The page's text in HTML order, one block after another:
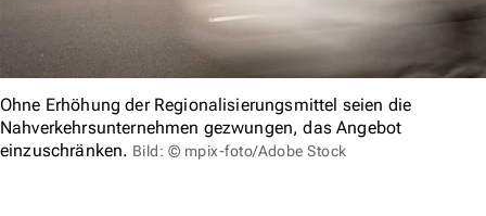
Ohne Erhöhung der Regionalisierungsmittel seien die
Nahverkehrsunternehmen gezwungen, das Angebot
einzuschränken. Bild: © mpix-foto/Adobe Stock